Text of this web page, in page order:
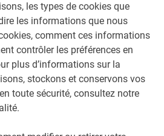
les types de cookies que
les informations que nous
comment ces informations
contrôler les préférences en
plus d’informations sur la
stockons et conservons vos
toute sécurité, consultez notre